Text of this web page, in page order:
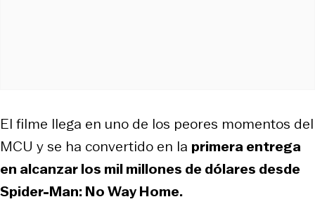
El filme llega en uno de los peores momentos del
MCU y se ha convertido en la primera entrega
en alcanzar los mil millones de dólares desde
Spider-Man: No Way Home.